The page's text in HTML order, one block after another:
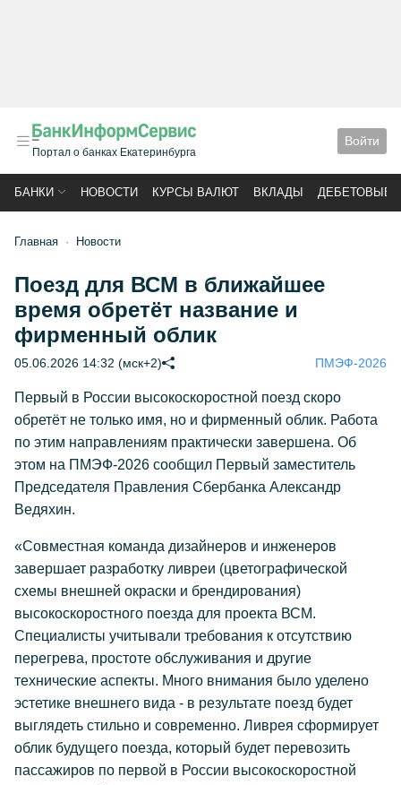
Портал о банках Екатеринбурга
Войти
БАНКИ НОВОСТИ КУРСЫ ВАЛЮТ ВКЛАДЫ ДЕБЕТОВЫЕ
Главная Новости
Поезд для ВСМ в ближайшее
время обретёт название и
фирменный облик
05.06.2026 14:32 (мск+2) ПМЭФ-2026
Первый в России высокоскоростной поезд скоро
обретёт не только имя, но и фирменный облик. Работа
по этим направлениям практически завершена. Об
этом на ПМЭФ-2026 сообщил Первый заместитель
Председателя Правления Сбербанка Александр
Ведяхин.
«Совместная команда дизайнеров и инженеров
завершает разработку ливреи (цветографической
схемы внешней окраски и брендирования)
высокоскоростного поезда для проекта ВСМ.
Специалисты учитывали требования к отсутствию
перегрева, простоте обслуживания и другие
технические аспекты. Много внимания было уделено
эстетике внешнего вида - в результате поезд будет
выглядеть стильно и современно. Ливрея сформирует
облик будущего поезда, который будет перевозить
пассажиров по первой в России высокоскоростной